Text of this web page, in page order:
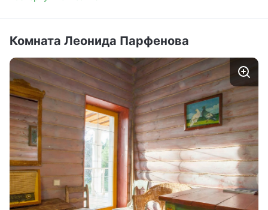
Халаты
Комната Леонида Парфенова